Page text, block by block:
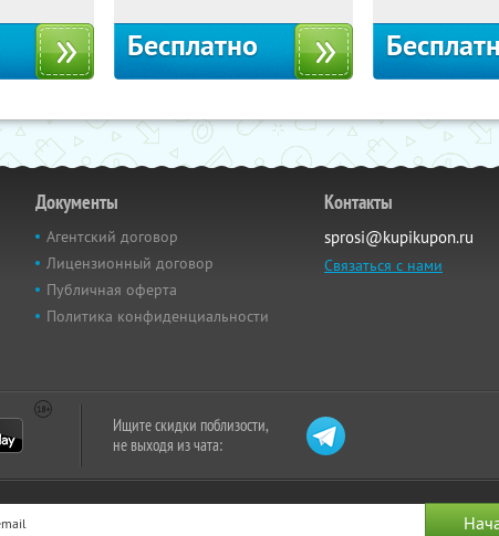
Бесплатно
Документы
Агентский договор
Лицензионный договор
Публичная оферта
Политика конфиденциальности
Контакты
sprosi@kupikupon.ru
Связаться с нами
Ищите скидки поблизости,
не выходя из чата: